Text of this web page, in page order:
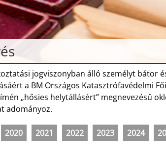
jogviszonyban álló személyt bátor
a BM Országos Katasztrófavédelmi
„hősies helytállásért” megnevezésű
adományoz.
2020 2021 2022 2023 2024